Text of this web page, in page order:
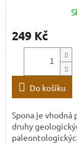
249 Kč
Do košíku
Spona je vhodná
druhy